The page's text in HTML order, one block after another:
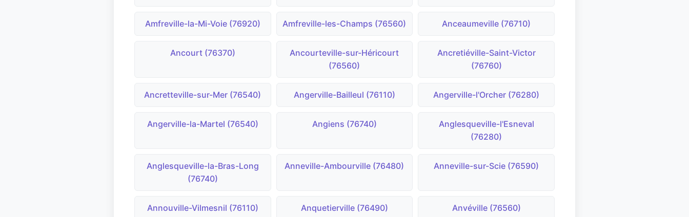
Amfreville-la-Mi-Voie (76920) Amfreville-les-Champs (76560) Anceaumeville (76710)
Ancourt (76370)
Ancourteville-sur-Héricourt
(76560)
Ancretiéville-Saint-Victor
(76760)
Ancretteville-sur-Mer (76540) Angerville-Bailleul (76110) Angerville-l'Orcher (76280)
Angerville-la-Martel (76540) Angiens (76740)
Anglesqueville-l'Esneval
(76280)
Anglesqueville-la-Bras-Long
(76740)
Anneville-Ambourville (76480) Anneville-sur-Scie (76590)
Annouville-Vilmesnil (76110) Anquetierville (76490) Anvéville (76560)